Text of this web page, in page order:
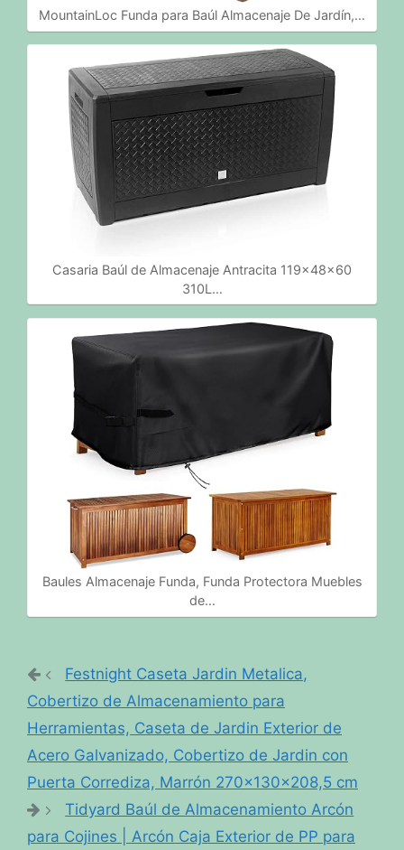
MountainLoc Funda para Baúl Almacenaje De Jardín,…
Casaria Baúl de Almacenaje Antracita 119x48x60
310L…
Baules Almacenaje Funda, Funda Protectora Muebles
de…
Festnight Caseta Jardin Metalica,
Cobertizo de Almacenamiento para
Herramientas, Caseta de Jardin Exterior de
Acero Galvanizado, Cobertizo de Jardin con
Puerta Corrediza, Marrón 270x130x208,5 cm
Tidyard Baúl de Almacenamiento Arcón
para Cojines | Arcón Caja Exterior de PP para